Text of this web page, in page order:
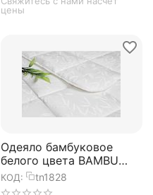
цены
Одеяло бамбуковое
белого цвета BAMBU
195х215 см, TAC
КОД: tn1828